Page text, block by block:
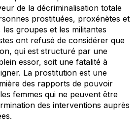
de la décriminalisation totale
prostituées, proxénètes et
groupes et les militantes
ont refusé de considérer que
qui est structuré par une
essor, soit une fatalité à
La prostitution est une
des rapports de pouvoir
femmes qui ne peuvent être
des interventions auprès